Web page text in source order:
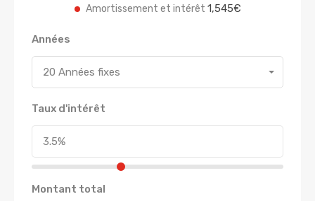
Amortissement et intérêt 1,545€
Années
20 Années fixes
Taux d'intérêt
Montant total